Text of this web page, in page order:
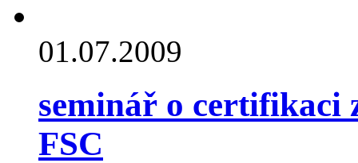
01.07.2009
seminář o certifikaci
FSC